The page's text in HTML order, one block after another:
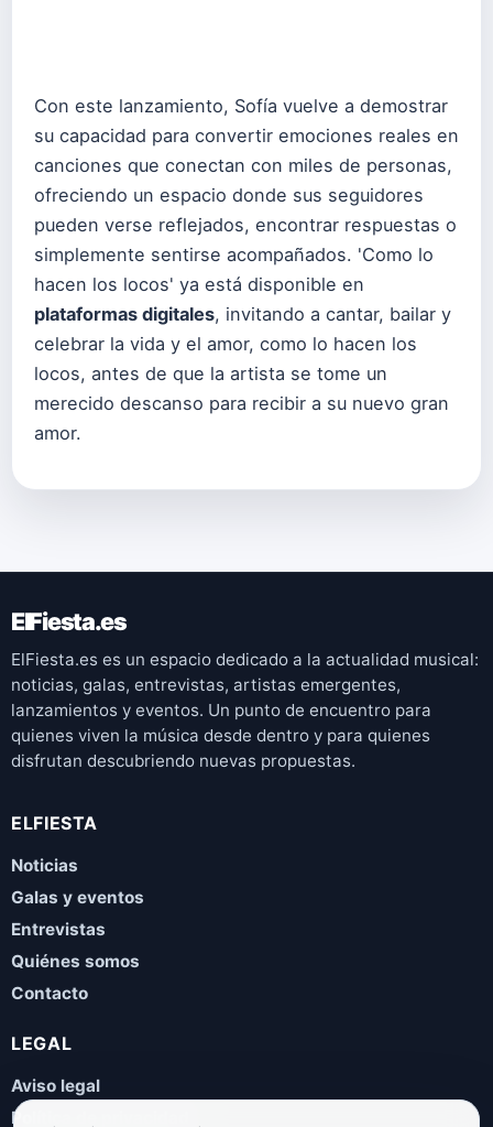
Con este lanzamiento, Sofía vuelve a demostrar
su capacidad para convertir emociones reales en
canciones que conectan con miles de personas,
ofreciendo un espacio donde sus seguidores
pueden verse reflejados, encontrar respuestas o
simplemente sentirse acompañados. 'Como lo
hacen los locos' ya está disponible en
plataformas digitales, invitando a cantar, bailar y
celebrar la vida y el amor, como lo hacen los
locos, antes de que la artista se tome un
merecido descanso para recibir a su nuevo gran
amor.
ElFiesta.es
ElFiesta.es es un espacio dedicado a la actualidad musical:
noticias, galas, entrevistas, artistas emergentes,
lanzamientos y eventos. Un punto de encuentro para
quienes viven la música desde dentro y para quienes
disfrutan descubriendo nuevas propuestas.
ELFIESTA
Noticias
Galas y eventos
Entrevistas
Quiénes somos
Contacto
LEGAL
Aviso legal
Política de privacidad